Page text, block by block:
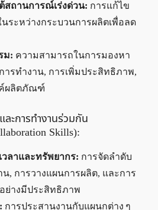
สถานการณ์เร่งด่วน: การแก้ไข
ระหว่างกระบวนการผลิตเพื่อลด
ม: ความสามารถในการมองหา
ารทำงาน, การเพิ่มประสิทธิภาพ,
ค์ผลิตภัณฑ์
ะการทำงานร่วมกัน
Skills):
วลาและทรัพยากร: การจัดลำดับ
, การวางแผนการผลิต, และการ
ย่างมีประสิทธิภาพ
การประสานงานกับแผนกต่าง ๆ